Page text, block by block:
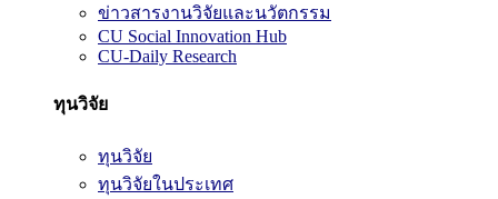
ข่าวสารงานวิจัยและนวัตกรรม
CU Social Innovation Hub
CU-Daily Research
ทุนวิจัย
ทุนวิจัย
ทุนวิจัยในประเทศ